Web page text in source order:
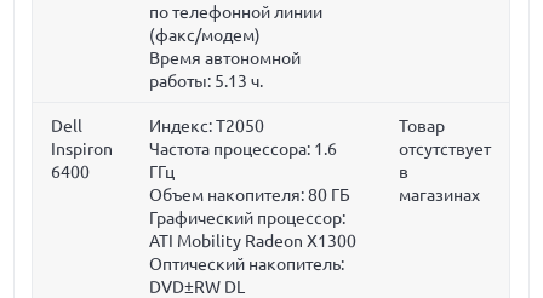
по телефонной линии
(факс/модем)
Время автономной
работы: 5.13 ч.
Dell
Inspiron
6400
Индекс: T2050
Частота процессора: 1.6
ГГц
Объем накопителя:80 ГБ
Графический процессор:
ATI Mobility Radeon X1300
Оптический накопитель:
DVD±RW DL
Товар
отсутствует
в
магазинах